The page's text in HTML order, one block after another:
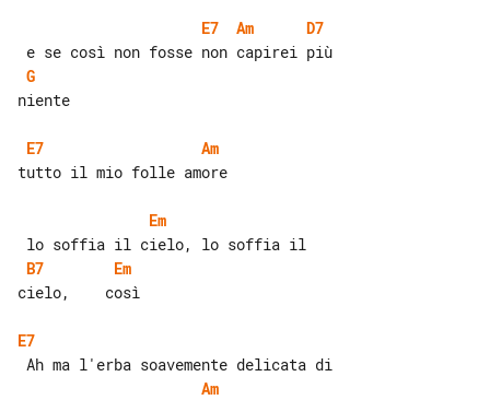
E7 Am
D7
G
niente
E7
Am
tutto il mio folle amore
Em
B7
Em
cielo,    così
E7
Am